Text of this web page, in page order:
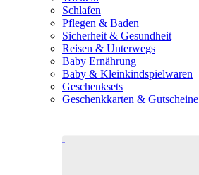
Schlafen
Pflegen & Baden
Sicherheit & Gesundheit
Reisen & Unterwegs
Baby Ernährung
Baby & Kleinkindspielwaren
Geschenksets
Geschenkkarten & Gutscheine